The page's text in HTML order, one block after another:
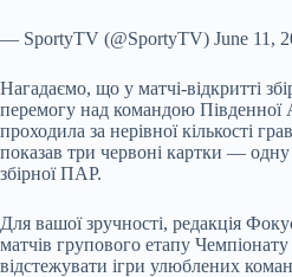
— SportyTV (@SportyTV) June 11,
Нагадаємо, що у матчі-відкритті
перемогу над командою Південної
проходила за нерівної кількості
показав три червоні картки —
збірної ПАР.
Для вашої зручності, редакція
матчів групового етапу
відстежувати ігри улюблених